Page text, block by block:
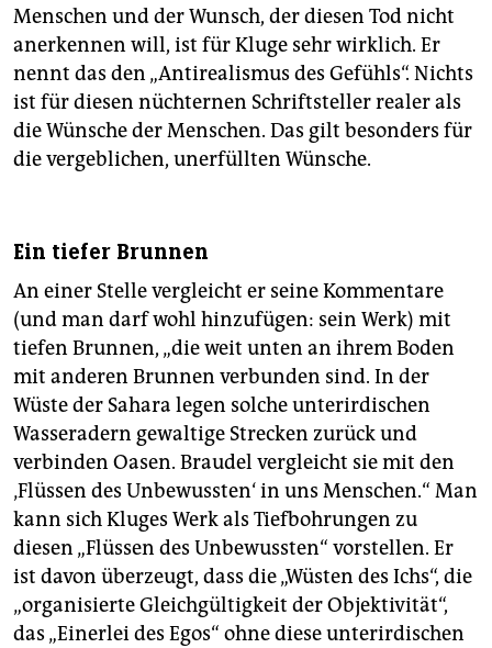
Menschen und der Wunsch, der diesen Tod nicht
anerkennen will, ist für Kluge sehr wirklich. Er
nennt das den „Anti­realismus des Gefühls“. Nichts
ist für diesen nüchternen Schriftsteller realer als
die Wünsche der Menschen. Das gilt besonders für
die vergeblichen, unerfüllten Wünsche.
Ein tiefer Brunnen
An einer Stelle vergleicht er seine Kommentare
(und man darf wohl hinzufügen: sein Werk) mit
tiefen Brunnen, „die weit unten an ihrem Boden
mit anderen Brunnen verbunden sind. In der
Wüste der Sahara legen solche unterirdischen
Wasseradern gewaltige Strecken zurück und
verbinden Oasen. Braudel vergleicht sie mit den
‚Flüssen des Unbewussten‘ in uns Menschen.“ Man
kann sich Kluges Werk als Tiefbohrungen zu
diesen „Flüssen des Unbewussten“ vorstellen. Er
ist davon überzeugt, dass die „Wüsten des Ichs“, die
„organisierte Gleichgültigkeit der Objektivität“,
das „Einerlei des Egos“ ohne diese unterirdischen